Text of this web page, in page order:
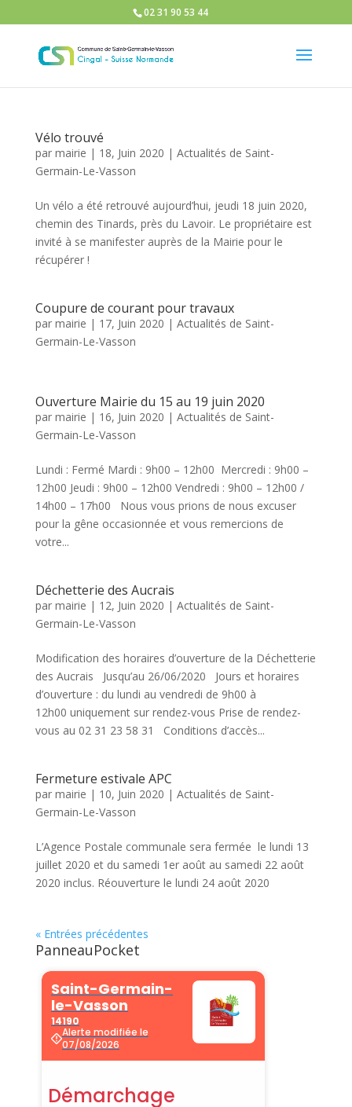
02 31 90 53 44
Vélo trouvé
par mairie | 18, Juin 2020 | Actualités de Saint-
Germain-Le-Vasson
Un vélo a été retrouvé aujourd’hui, jeudi 18 juin 2020,
chemin des Tinards, près du Lavoir. Le propriétaire est
invité à se manifester auprès de la Mairie pour le
récupérer !
Coupure de courant pour travaux
par mairie | 17, Juin 2020 | Actualités de Saint-
Germain-Le-Vasson
Ouverture Mairie du 15 au 19 juin 2020
par mairie | 16, Juin 2020 | Actualités de Saint-
Germain-Le-Vasson
Lundi : Fermé Mardi : 9h00 – 12h00 Mercredi : 9h00 –
12h00 Jeudi : 9h00 – 12h00 Vendredi : 9h00 – 12h00 /
14h00 – 17h00 Nous vous prions de nous excuser
pour la gêne occasionnée et vous remercions de
votre...
Déchetterie des Aucrais
par mairie | 12, Juin 2020 | Actualités de Saint-
Germain-Le-Vasson
Modification des horaires d’ouverture de la Déchetterie
des Aucrais Jusqu’au 26/06/2020 Jours et horaires
d’ouverture : du lundi au vendredi de 9h00 à
12h00 uniquement sur rendez-vous Prise de rendez-
vous au 02 31 23 58 31 Conditions d’accès...
Fermeture estivale APC
par mairie | 10, Juin 2020 | Actualités de Saint-
Germain-Le-Vasson
L’Agence Postale communale sera fermée le lundi 13
juillet 2020 et du samedi 1er août au samedi 22 août
2020 inclus. Réouverture le lundi 24 août 2020
« Entrées précédentes
PanneauPocket